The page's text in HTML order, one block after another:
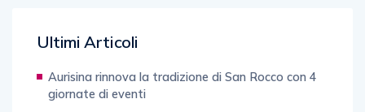
Ultimi Articoli
Aurisina rinnova la tradizione di San Rocco con 4
giornate di eventi